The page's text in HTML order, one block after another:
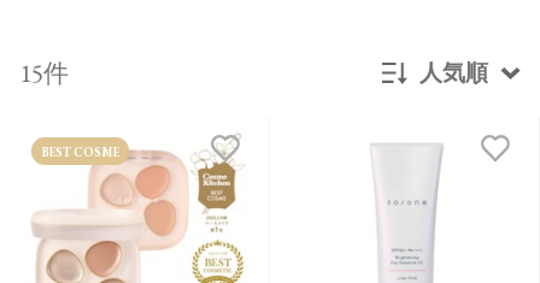
15件 人気順
価格が高い
BEST COSME